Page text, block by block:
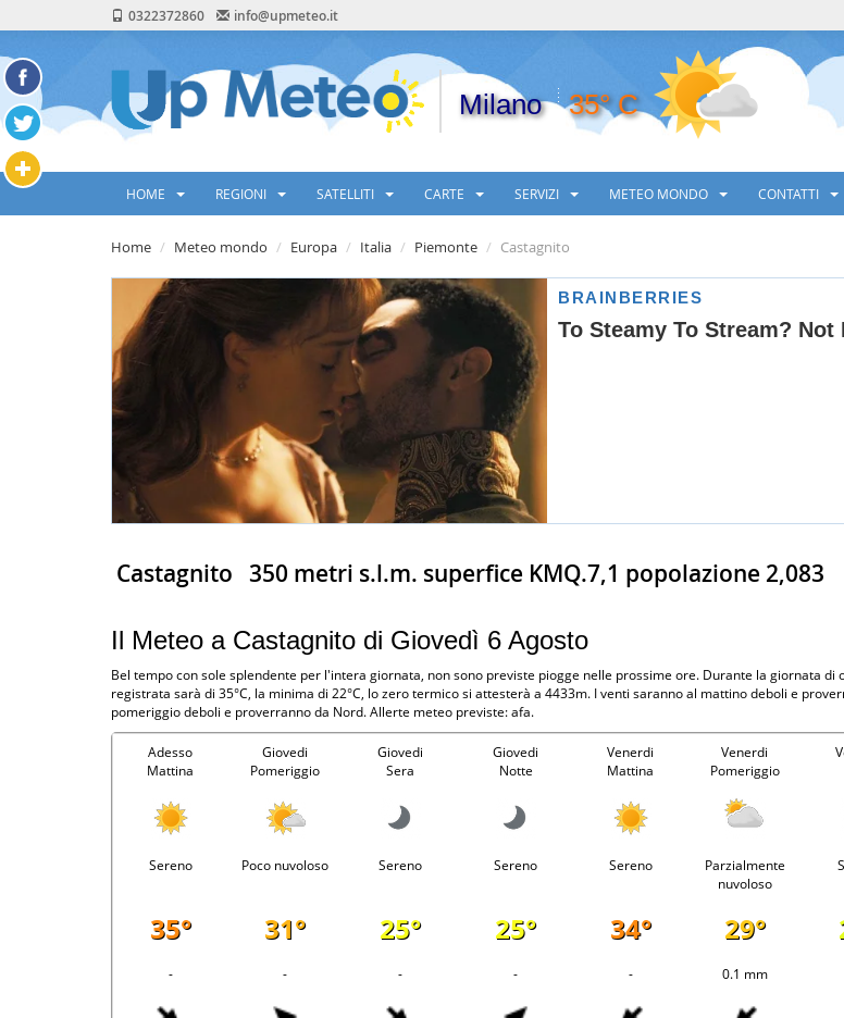
0322372860 info@upmeteo.it
Milano 35° C
HOME REGIONI SATELLITI CARTE SERVIZI METEO MONDO CONTATTI
Home Meteo mondo Europa Italia Piemonte Castagnito
Castagnito 350 metri s.l.m. superfice KMQ.7,1 popolazione 2,083
Il Meteo a Castagnito di Giovedì 6 Agosto
Bel tempo con sole splendente per l'intera giornata, non sono previste piogge nelle prossime ore. Durante la giornata di
registrata sarà di 35°C, la minima di 22°C, lo zero termico si attesterà a 4433m. I venti saranno al mattino deboli e
pomeriggio deboli e proverranno da Nord. Allerte meteo previste: afa.
Adesso
Mattina
Giovedi
Pomeriggio
Giovedi
Sera
Giovedi
Notte
Venerdi
Mattina
Venerdi
Pomeriggio
Sereno Poco nuvoloso Sereno Sereno Sereno
Parzialmente
nuvoloso
35° 31° 25° 25° 34° 29°
- - - - - 0.1 mm